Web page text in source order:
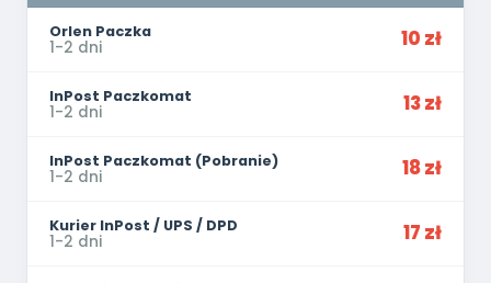
Orlen Paczka
1-2 dni 10 zł
InPost Paczkomat
1-2 dni 13 zł
InPost Paczkomat (Pobranie)
1-2 dni 18 zł
Kurier InPost / UPS / DPD
1-2 dni 17 zł